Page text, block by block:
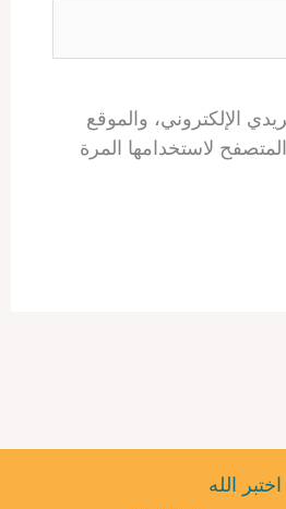
الإلكتروني، والموقع
لاستخدامها المرة
اختبر الله